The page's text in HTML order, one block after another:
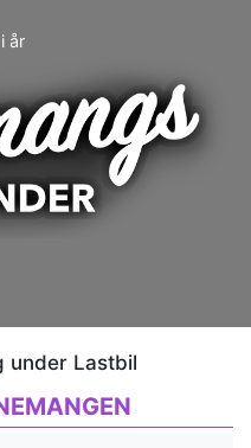
år
under Lastbil